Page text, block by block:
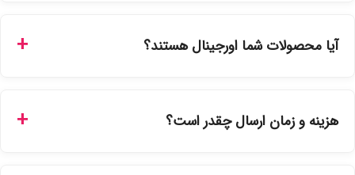
سفارشات در سایت، وضعیت لحظه‌ای مرسوله را مشاهده کنید.
آیا محصولات شما اورجینال هستند؟
نمایندگی‌های معتبر تهیه شده و دارای بچ‌کد قابل استعلام هستند.
هزینه و زمان ارسال چقدر است؟